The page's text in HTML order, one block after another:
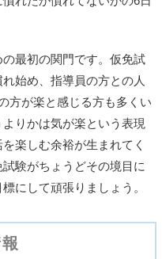
最初の関門です。仮免試
始め、指導員の方との人
方が楽と感じる方も多くい
りかは気が楽という表現
楽しむ余裕が生まれてく
験がちょうどその境目に
にして頑張りましょう。